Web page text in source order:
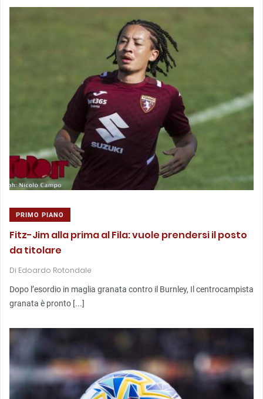
PRIMO PIANO
Fitz-Jim alla prima al Fila: vuole prendersi il posto
da titolare
Di Edoardo Rotondale
Dopo l’esordio in maglia granata contro il Burnley, Il centrocampista
granata è pronto [...]